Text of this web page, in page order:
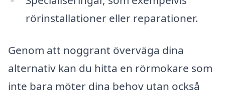
rörinstallationer eller reparationer.
Genom att noggrant överväga dina
alternativ kan du hitta en rörmokare som
inte bara möter dina behov utan också